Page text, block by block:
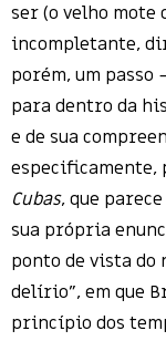
ser (o velho mote
incompletante,
porém, um passo
para dentro da
e de sua
especificamente,
Cubas, que
sua própria
ponto de vista do
delírio”, em que
princípio dos